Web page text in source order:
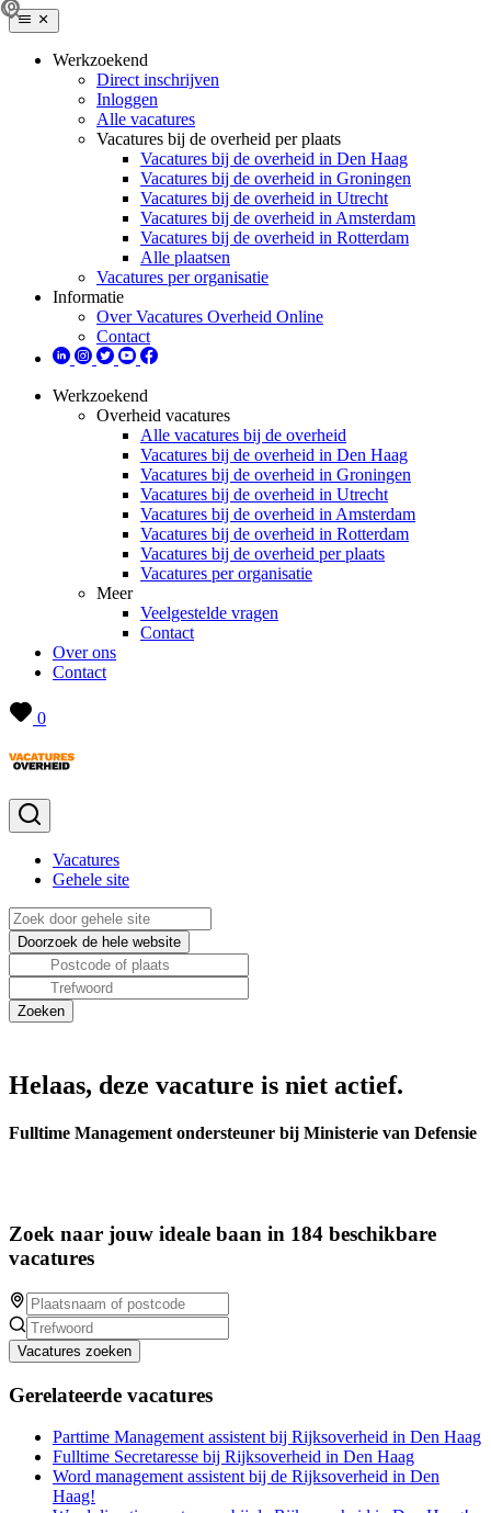
Werkzoekend
Direct inschrijven
Inloggen
Alle vacatures
Vacatures bij de overheid per plaats
Vacatures bij de overheid in Den Haag
Vacatures bij de overheid in Groningen
Vacatures bij de overheid in Utrecht
Vacatures bij de overheid in Amsterdam
Vacatures bij de overheid in Rotterdam
Alle plaatsen
Vacatures per organisatie
Informatie
Over Vacatures Overheid Online
Contact
Werkzoekend
Overheid vacatures
Alle vacatures bij de overheid
Vacatures bij de overheid in Den Haag
Vacatures bij de overheid in Groningen
Vacatures bij de overheid in Utrecht
Vacatures bij de overheid in Amsterdam
Vacatures bij de overheid in Rotterdam
Vacatures bij de overheid per plaats
Vacatures per organisatie
Meer
Veelgestelde vragen
Contact
Over ons
Contact
0
Vacatures
Gehele site
Helaas, deze vacature is niet actief.
Fulltime Management ondersteuner bij Ministerie van Defensie
Zoek naar jouw ideale baan in 184 beschikbare
vacatures
Vacatures zoeken
Gerelateerde vacatures
Parttime Management assistent bij Rijksoverheid in Den Haag
Fulltime Secretaresse bij Rijksoverheid in Den Haag
Word management assistent bij de Rijksoverheid in Den
Haag!